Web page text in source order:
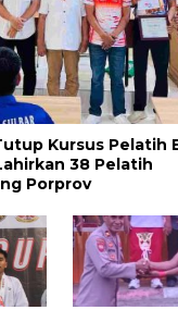
Kursus Pelatih
38 Pelatih
Porprov